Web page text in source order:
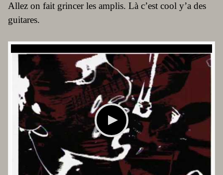
Allez on fait grincer les amplis. Là c’est cool y’a des
guitares.